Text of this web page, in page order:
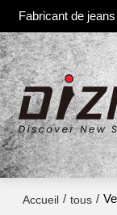
Fabricant de
Accueil / tous /